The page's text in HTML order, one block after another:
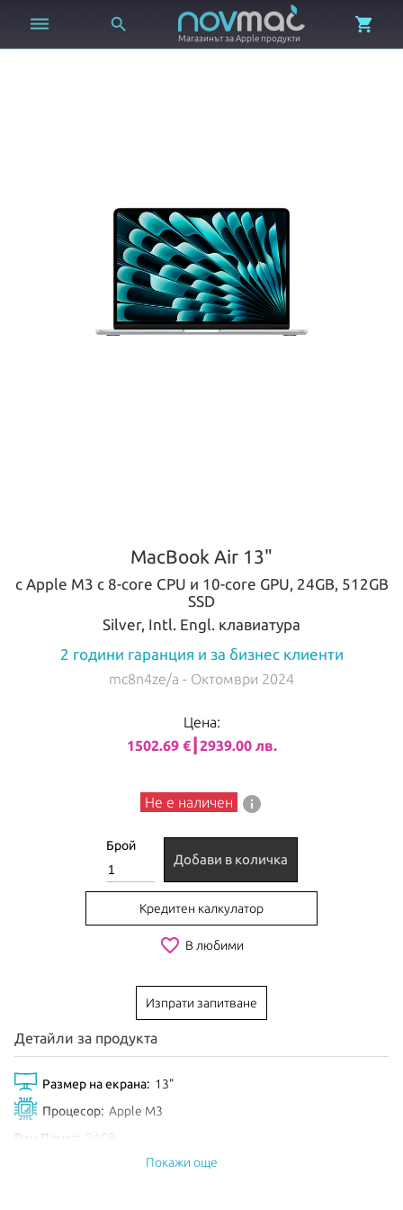
 
Магазинът за Apple продукти

MacBook Air 13"
с Apple M3 с 8-core CPU и 10-core GPU, 24GB, 512GB
SSD
Silver, Intl. Engl. клавиатура
2 години гаранция и за бизнес клиенти
mc8n4ze/a - Октомври 2024
Цена:
1502.69 €┃2939.00 лв.
Не е наличен info
Брой
Добави в количка
Кредитен калкулатор
favorite_border В любими
Изпрати запитване
Детайли за продукта
Размер на екрана: 13"
Процесор: Apple M3
Рам Памет:
24GB
512GB SSD
Покажи още